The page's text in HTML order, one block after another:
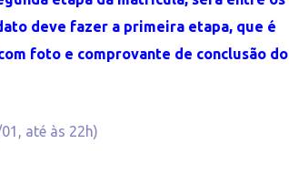
deve fazer a primeira etapa, que é
foto e comprovante de conclusão do
até às 22h)